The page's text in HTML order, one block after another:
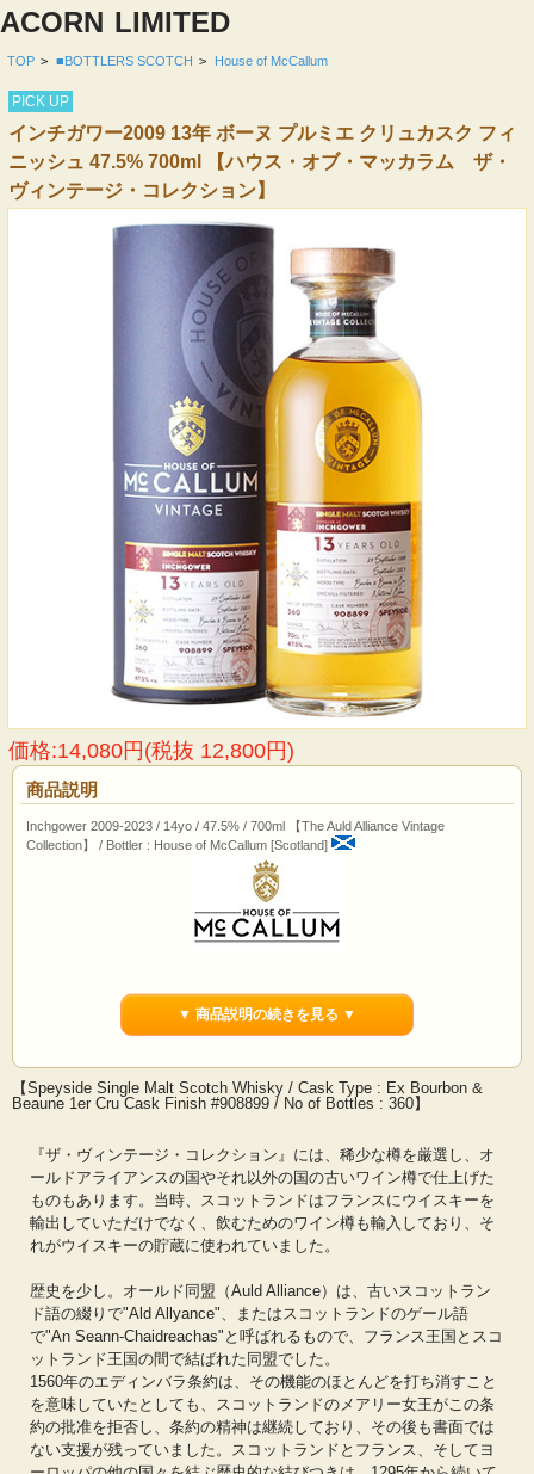
ACORN LIMITED
TOP > ■BOTTLERS SCOTCH > House of McCallum
PICK UP
インチガワー2009 13年 ボーヌ プルミエ クリュカスク フィ
ニッシュ 47.5% 700ml 【ハウス・オブ・マッカラム ザ・
ヴィンテージ・コレクション】
価格:14,080円(税抜 12,800円)
商品説明
Inchgower 2009-2023 / 14yo / 47.5% / 700ml 【The Auld Alliance Vintage
Collection】 / Bottler : House of McCallum [Scotland]
ウイスキー業界でモルトマスター、更にブレンダーとして24年のキャリアを積ん
だアントニー・マッカラムが、満を持して2018年よりリリースを開始したグラス
ゴーの『ハウス・オブ・マッカラム』をご紹介いたします。
『ハウス・オブ・マッカラム』には、ウイスキーのコレクションとして“アート・
オブ・ウイスキー”と“ヴィンテージ・レンジ”、そして“アート・オブ・ラム”の二
で、アンチルフィルターでボトリングしています。
▼ 商品説明の続きを見る ▼
【Speyside Single Malt Scotch Whisky / Cask Type : Ex Bourbon &
Beaune 1er Cru Cask Finish #908899 / No of Bottles : 360】
『ザ・ヴィンテージ・コレクション』には、稀少な樽を厳選し、オ
ールドアライアンスの国やそれ以外の国の古いワイン樽で仕上げた
ものもあります。当時、スコットランドはフランスにウイスキーを
輸出していただけでなく、飲むためのワイン樽も輸入しており、そ
れがウイスキーの貯蔵に使われていました。
歴史を少し。オールド同盟（Auld Alliance）は、古いスコットラン
ド語の綴りで"Ald Allyance"、またはスコットランドのゲール語
で"An Seann-Chaidreachas"と呼ばれるもので、フランス王国とスコ
ットランド王国の間で結ばれた同盟でした。
1560年のエディンバラ条約は、その機能のほとんどを打ち消すこと
を意味していたとしても、スコットランドのメアリー女王がこの条
約の批准を拒否し、条約の精神は継続しており、その後も書面では
ない支援が残っていました。スコットランドとフランス、そしてヨ